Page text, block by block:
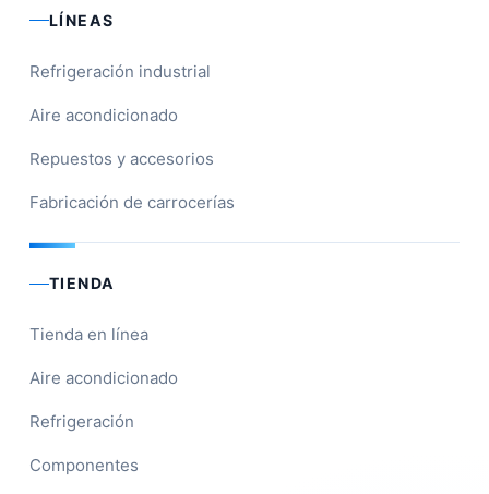
LÍNEAS
Refrigeración industrial
Aire acondicionado
Repuestos y accesorios
Fabricación de carrocerías
TIENDA
Tienda en línea
Aire acondicionado
Refrigeración
Componentes